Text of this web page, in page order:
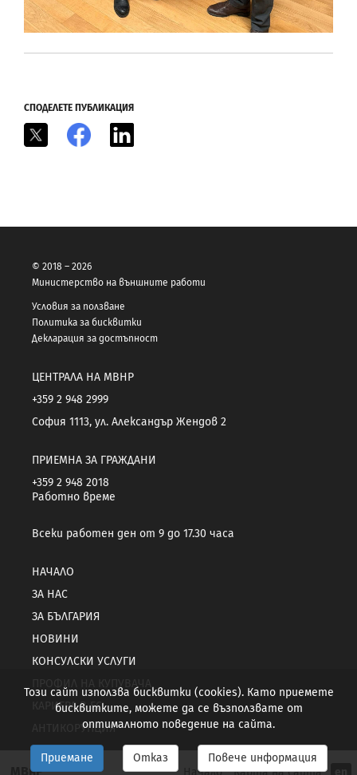
МВнР Начало Карта на сайта
СПОДЕЛЕТЕ ПУБЛИКАЦИЯ
Facebook
© 2018 – 2026
Министерство на външните работи
Условия за ползване
Политика за бисквитки
Декларация за достъпност
ЦЕНТРАЛА НА МВНР
+359 2 948 2999
София 1113, ул. Александър Жендов 2
ПРИЕМНА ЗА ГРАЖДАНИ
+359 2 948 2018
Работно време
Всеки работен ден от 9 до 17.30 часа
НАЧАЛО
ЗА НАС
ЗА БЪЛГАРИЯ
НОВИНИ
КОНСУЛСКИ УСЛУГИ
ПРОФИЛ НА КУПУВАЧА
КАРИЕРА В ЕС
АНТИКОРУПЦИЯ
Този сайт използва бисквитки (cookies). Като приемете
бисквитките, можете да се възползвате от
оптималното поведение на сайта.
Приемане Отказ Повече информация